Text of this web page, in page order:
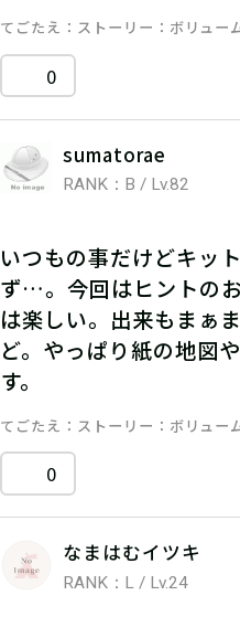
てごたえ ストーリー ボリュー
0
sumatorae
RANK：B / Lv.82
いつもの事だけどキッ
ず…。今回はヒントの
は楽しい。出来もまぁ
ど。やっぱり紙の地図
す。
てごたえ ストーリー ボリュー
0
なまはむイツキ
RANK：L / Lv.24